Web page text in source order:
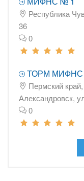
Республика
36
0
ТОРМ МИФНС
Пермский
Александровск,
0